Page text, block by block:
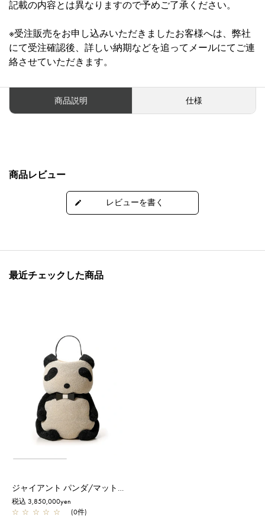
記載の内容とは異なりますので予めご了承ください。
※受注販売をお申し込みいただきましたお客様へは、弊社
にて受注確認後、詳しい納期などを追ってメールにてご連
絡させていただきます。
商品説明 仕様
商品レビュー
最近チェックした商品
税込 3,850,000yen
☆ ☆ ☆ ☆ ☆ (0件)